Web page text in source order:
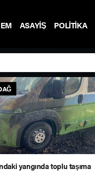
ASAYİŞ POLİTİKA
yangında toplu taşıma